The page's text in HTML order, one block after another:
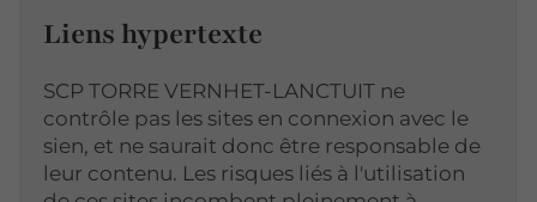
Liens hypertexte
SCP TORRE VERNHET-LANCTUIT ne
contrôle pas les sites en connexion avec le
sien, et ne saurait donc être responsable de
leur contenu. Les risques liés à l'utilisation